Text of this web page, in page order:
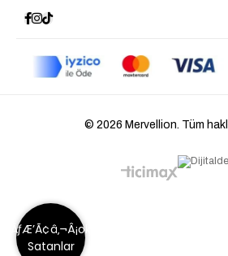
© 2026 Mervellion. Tüm
ÃƒÆ’Ã¢â‚¬Â¡ok
Satanlar